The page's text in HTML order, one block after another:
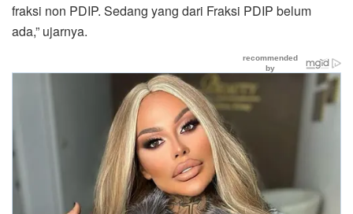
fraksi non PDIP. Sedang yang dari Fraksi PDIP belum
ada,” ujarnya.